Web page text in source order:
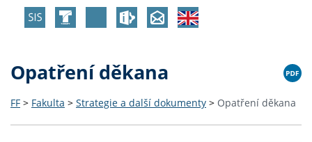
Opatření děkana
FF > Fakulta > Strategie a další dokumenty > Opatření děkana